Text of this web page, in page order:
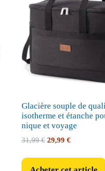
Glacière souple de
isotherme et étanche
nique et voyage
31,99€ Le
29,99 €Le